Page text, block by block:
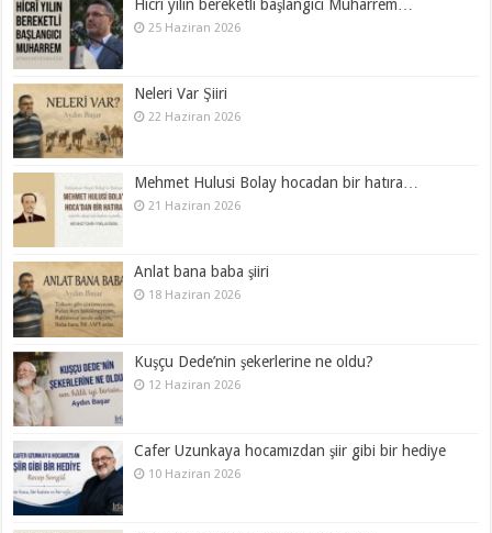
Hicrî yılın bereketli başlangıcı Muharrem…
25 Haziran 2026
Neleri Var Şiiri
22 Haziran 2026
Mehmet Hulusi Bolay hocadan bir hatıra…
21 Haziran 2026
Anlat bana baba şiiri
18 Haziran 2026
Kuşçu Dede’nin şekerlerine ne oldu?
12 Haziran 2026
Cafer Uzunkaya hocamızdan şiir gibi bir hediye
10 Haziran 2026